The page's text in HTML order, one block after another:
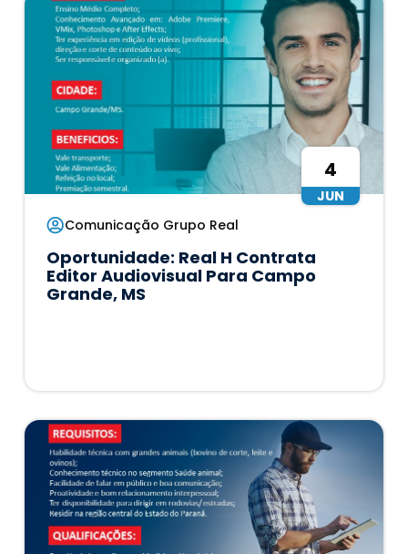
4
JUN
Comunicação Grupo Real
Oportunidade: Real H Contrata
Editor Audiovisual Para Campo
Grande, MS